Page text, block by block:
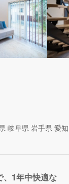
岐阜県 岩手県 愛
、1年中快適な